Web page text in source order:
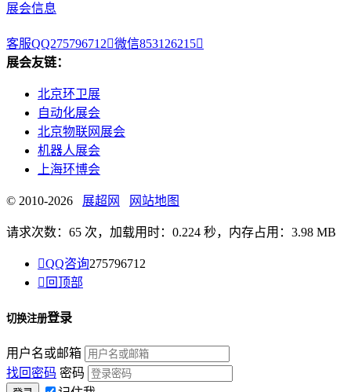
展会信息
客服QQ275796712微信853126215
展会友链：
北京环卫展
自动化展会
北京物联网展会
机器人展会
上海环博会
© 2010-2026 展超网 网站地图
请求次数：65 次，加载用时：0.224 秒，内存占用：3.98 MB
QQ咨询275796712
 回顶部
切换注册登录
用户名或邮箱
找回密码 密码